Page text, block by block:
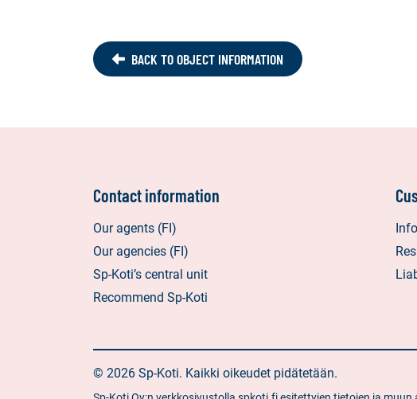
BACK TO OBJECT INFORMATION
Contact information
Our agents (FI)
Our agencies (FI)
Sp-Koti’s central unit
Recommend Sp-Koti
© 2026 Sp-Koti. Kaikki oikeudet pidätetään.